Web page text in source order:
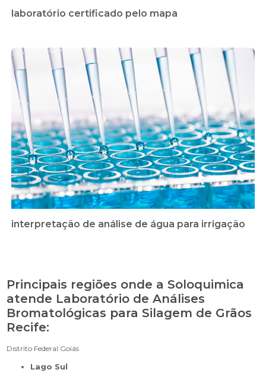
laboratório certificado pelo mapa
interpretação de análise de água para irrigação
Principais regiões onde a Soloquimica
atende Laboratório de Análises
Bromatológicas para Silagem de Grãos
Recife:
Distrito Federal Goiás
Lago Sul